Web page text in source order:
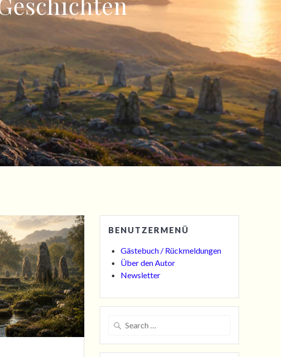
BENUTZERMENÜ
Gästebuch / Rückmeldungen
Über den Autor
Newsletter
Search